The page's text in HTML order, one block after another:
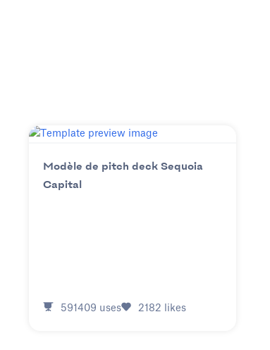
Modèle de pitch deck Sequoia
Capital
591409 uses 2182 likes